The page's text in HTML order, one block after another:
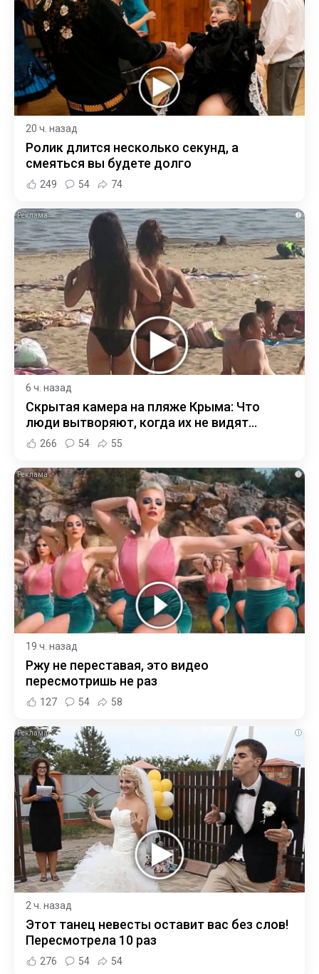
20 ч. назад
Ролик длится несколько секунд, а
смеяться вы будете долго
249 54 74
i
6 ч. назад
Скрытая камера на пляже Крыма: Что
люди вытворяют, когда их не видят...
266 54 55
i
19 ч. назад
Ржу не переставая, это видео
пересмотришь не раз
127 54 58
i
2 ч. назад
Этот танец невесты оставит вас без слов!
Пересмотрела 10 раз
276 54 54